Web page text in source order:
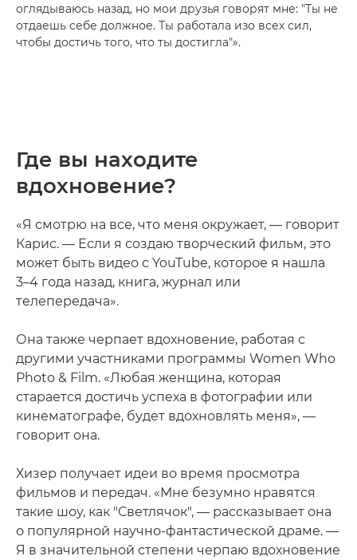
оглядываюсь назад, но мои друзья говорят мне: "Ты не
отдаешь себе должное. Ты работала изо всех сил,
чтобы достичь того, что ты достигла"».
Где вы находите
вдохновение?
«Я смотрю на все, что меня окружает, — говорит
Карис. — Если я создаю творческий фильм, это
может быть видео с YouTube, которое я нашла
3–4 года назад, книга, журнал или
телепередача».
Она также черпает вдохновение, работая с
другими участниками программы Women Who
Photo & Film. «Любая женщина, которая
старается достичь успеха в фотографии или
кинематографе, будет вдохновлять меня», —
говорит она.
Хизер получает идеи во время просмотра
фильмов и передач. «Мне безумно нравятся
такие шоу, как "Светлячок", — рассказывает она
о популярной научно-фантастической драме. —
Я в значительной степени черпаю вдохновение